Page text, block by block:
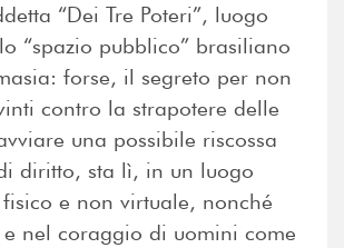
“Dei Tre Poteri”, luogo
“spazio pubblico” brasiliano
forse, il segreto per non
contro la strapotere delle
una possibile riscossa
diritto, sta lì, in un luogo
e non virtuale, nonché
nel coraggio di uomini come